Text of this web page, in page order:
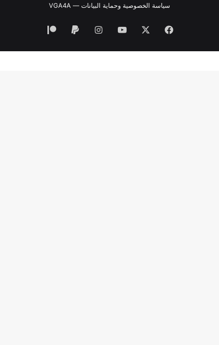
سياسة الخصوصية وحماية البيانات — VGA4A
فيسبوك ‫YouTubeانستقرام
‏Paypal
‫Patreon